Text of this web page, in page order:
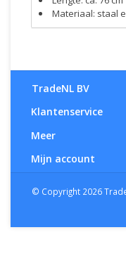
Materiaal: staal
TradeNL BV
Klantenservice
Meer
Mijn account
© Copyright 2026